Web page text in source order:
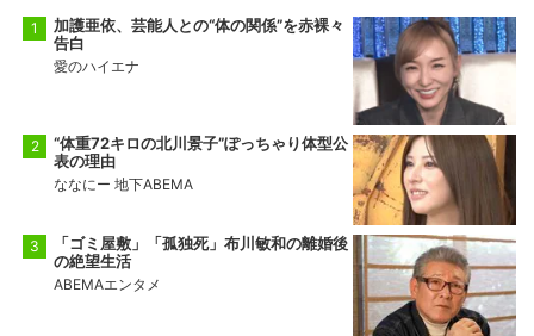
加護亜依、芸能人との“体の関係”を赤裸々
告白
愛のハイエナ
“体重72キロの北川景子”ぽっちゃり体型公
表の理由
ななにー 地下ABEMA
「ゴミ屋敷」「孤独死」布川敏和の離婚後
の絶望生活
ABEMAエンタメ